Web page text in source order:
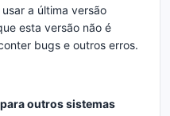
a última versão
esta versão não é
bugs e outros erros.
outros sistemas